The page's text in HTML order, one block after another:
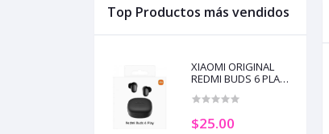
Top Productos más vendidos
XIAOMI ORIGINAL
REDMI BUDS 6 PLAY
$25.00